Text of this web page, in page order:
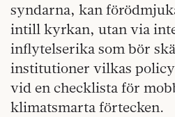
syndarna, kan
intill kyrkan, utan via
inflytelserika som bör
institutioner vilkas
vid en checklista för
klimatsmarta förtecken.